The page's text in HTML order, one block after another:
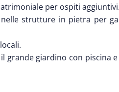
per ospiti aggiuntivi.
strutture in pietra per
grande giardino con piscina e